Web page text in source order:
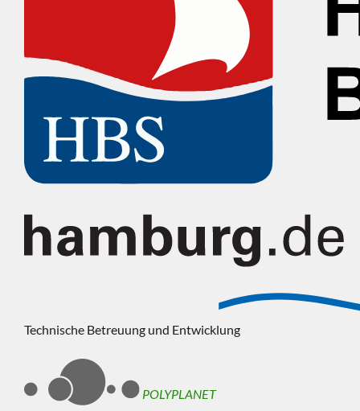
Technische Betreuung und Entwicklung
POLYPLANET